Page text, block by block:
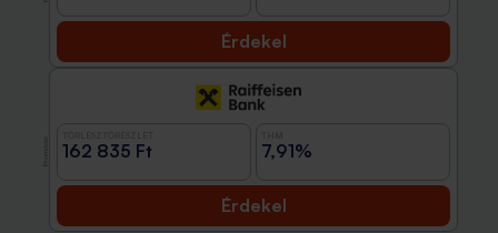
Érdekel
162 835 Ft 7,91%
Érdekel